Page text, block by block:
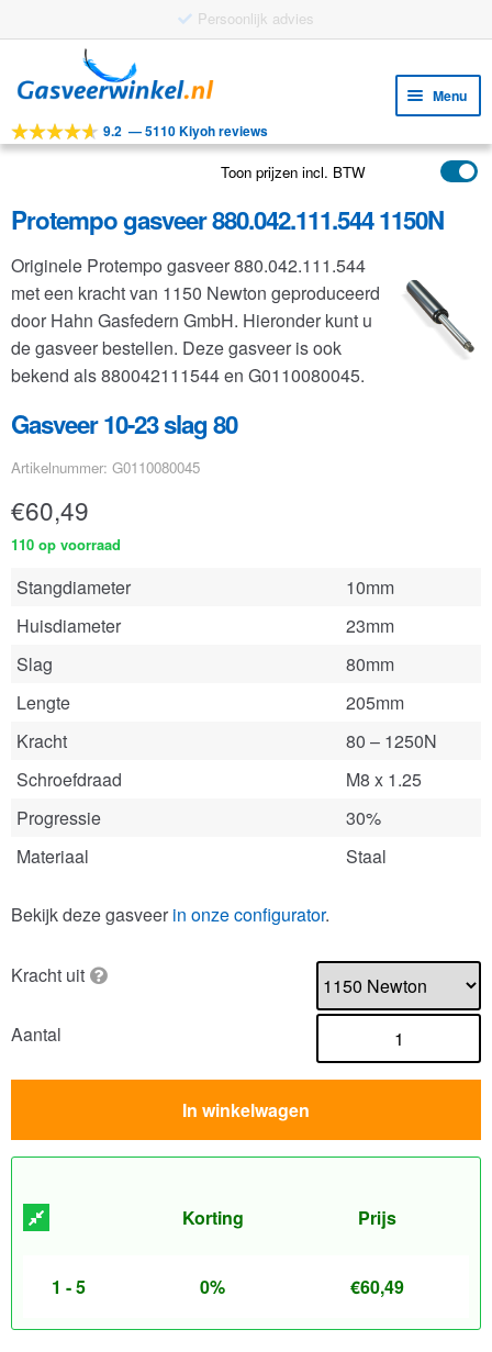
Gratis verzending vanaf €25
door
navigatie
naar
inhoud
Menu
Tools
Toepassingen
Klantenservice
FAQ
9.2 —5110 Kiyoh reviews
Toon prijzen incl. BTW
Protempo gasveer 880.042.111.544 1150N
Originele Protempo gasveer 880.042.111.544
met een kracht van 1150 Newton geproduceerd
door Hahn Gasfedern GmbH. Hieronder kunt u
de gasveer bestellen. Deze gasveer is ook
bekend als 880042111544 en G0110080045.
Gasveer 10-23 slag 80
Artikelnummer: G0110080045
€60,49
110 op voorraad
Stangdiameter
10mm
Huisdiameter
23mm
Slag
80mm
Lengte
205mm
Kracht
80 – 1250N
Schroefdraad
M8 x 1.25
Progressie
30%
Materiaal
Staal
Bekijk deze gasveer in onze configurator.
Kracht uit
Aantal
In winkelwagen
Korting Prijs
1 - 5 0% €60,49